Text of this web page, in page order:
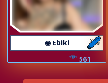
◉ Ebiki
561